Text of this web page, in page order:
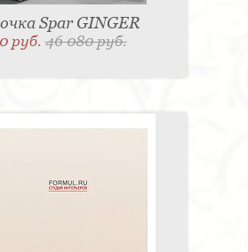
Spar GINGER
руб.46 080 руб.